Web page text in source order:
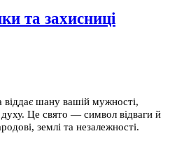
та захисниці
шану вашій мужності,
духу. Це свято — символ відваги й
землі та незалежності.